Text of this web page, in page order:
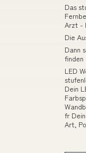
Das
Arzt -
Die
Dann
finden
LED
Dein
fr
Art,